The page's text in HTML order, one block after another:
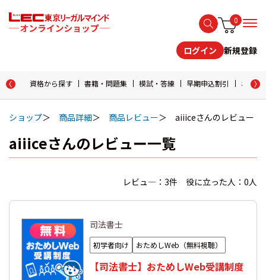
0
ログイン 新規登録
資格から探す 書籍・問題集 模試・答練 早期申込割引 おため
ショップ 商品詳細 商品レビュー aiiiceさんのレビュー
aiiiceさんのレビュー一覧
レビュ―：3件 役に立った人：0人
司法書士
初学者向け おためしWeb（無料視聴）
【司法書士】おためしWeb受講制度